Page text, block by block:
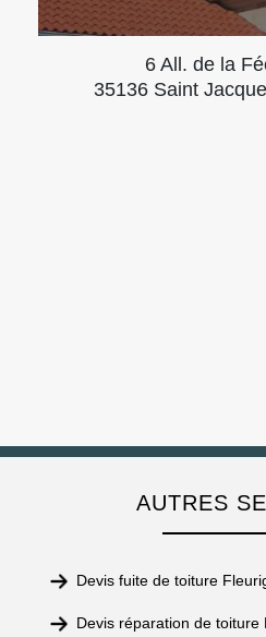
6 All. de la
35136 Saint
AUTRES
Devis fuite de toiture
Devis réparation de toiture